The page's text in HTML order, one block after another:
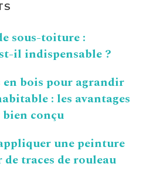
sous-toiture :
il indispensable ?
bois pour agrandir
: les avantages
conçu
une peinture
de traces de rouleau